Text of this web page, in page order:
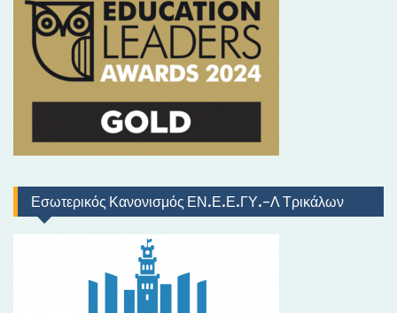
Εσωτερικός Κανονισμός ΕΝ.Ε.Ε.ΓΥ.-Λ Τρικάλων